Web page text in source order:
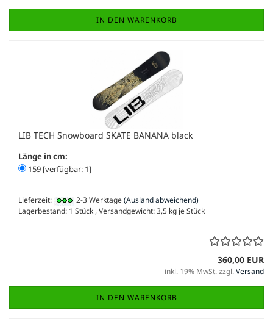
IN DEN WARENKORB
LIB TECH Snowboard SKATE BANANA black
Länge in cm:
159 [verfügbar: 1]
Lieferzeit: 2-3 Werktage(Ausland abweichend)
Lagerbestand: 1 Stück , Versandgewicht:3,5 kg je Stück
360,00 EUR
inkl. 19% MwSt. zzgl.Versand
IN DEN WARENKORB